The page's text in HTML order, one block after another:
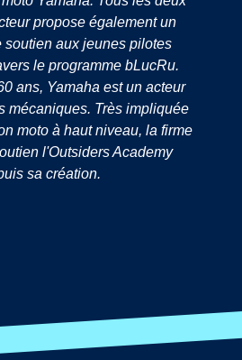
propose également un
soutien aux jeunes pilotes
le programme bLucRu.
ans, Yamaha est un acteur
mécaniques. Très impliquée
moto à haut niveau, la firme
l'Outsiders Academy
sa création.